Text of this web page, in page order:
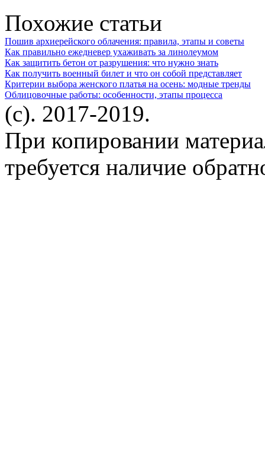
Похожие статьи
Пошив архиерейского облачения: правила, этапы и советы
Как правильно ежедневер ухаживать за линолеумом
Как защитить бетон от разрушения: что нужно знать
Как получить военный билет и что он собой представляет
Критерии выбора женского платья на осень: модные тренды
Облицовочные работы: особенности, этапы процесса
(c). 2017-2019.
При копировании
требуется наличие